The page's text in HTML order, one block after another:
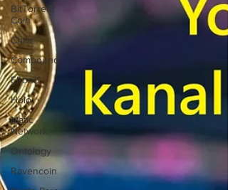
BitTorrent
Coin
Chiliz
Compound
Elrond
Holo
Matic
Network
Ontology
Ravencoin